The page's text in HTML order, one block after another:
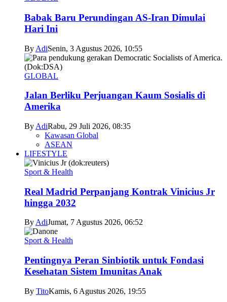
Babak Baru Perundingan AS-Iran Dimulai
Hari Ini
By AdiSenin, 3 Agustus 2026, 10:55
GLOBAL
Jalan Berliku Perjuangan Kaum Sosialis di
Amerika
By AdiRabu, 29 Juli 2026, 08:35
Kawasan Global
ASEAN
LIFESTYLE
Sport & Health
Real Madrid Perpanjang Kontrak Vinicius Jr
hingga 2032
ByAdiJumat, 7 Agustus 2026, 06:52
Sport & Health
Pentingnya Peran Sinbiotik untuk Fondasi
Kesehatan Sistem Imunitas Anak
By TitoKamis, 6 Agustus 2026, 19:55